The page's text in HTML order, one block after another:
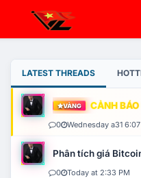
LATEST THREADS
VÀNG CẢNH
0 Wednesday a31
Phân tích giá
0 Today at 2:33 PM